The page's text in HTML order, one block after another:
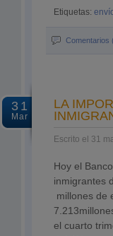
Etiquetas:
Comentarios
31
Mar
LA
Escrito el 31
Hoy el
inmigrantes
millones de
el cuarto